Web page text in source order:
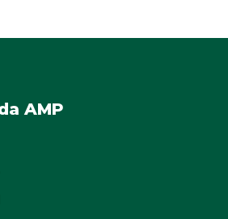
AMP